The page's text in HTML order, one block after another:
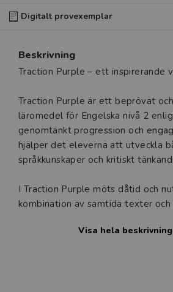
Digitalt provexemplar
digitalt provexemplar av den här
läromedlet där den digitala boken
månader. Observera att erbjudandet
relevanta produkter för din
och dig som är verksam i Sverige.Du
kontakta vårkundserviceom du
Den här produkten kan beställas av
utbildningsföretag.
Beskrivning
Beskrivning
Traction Purple – ett inspirerande
Traction Purple är ett beprövat
läromedel för Engelska nivå 2
genomtänkt progression och
hjälper det eleverna att utveckla
språkkunskaper och kritiskt
I Traction Purple möts dåtid och
kombination av samtida texter och
rörelsen, fantasy och science
Visa hela